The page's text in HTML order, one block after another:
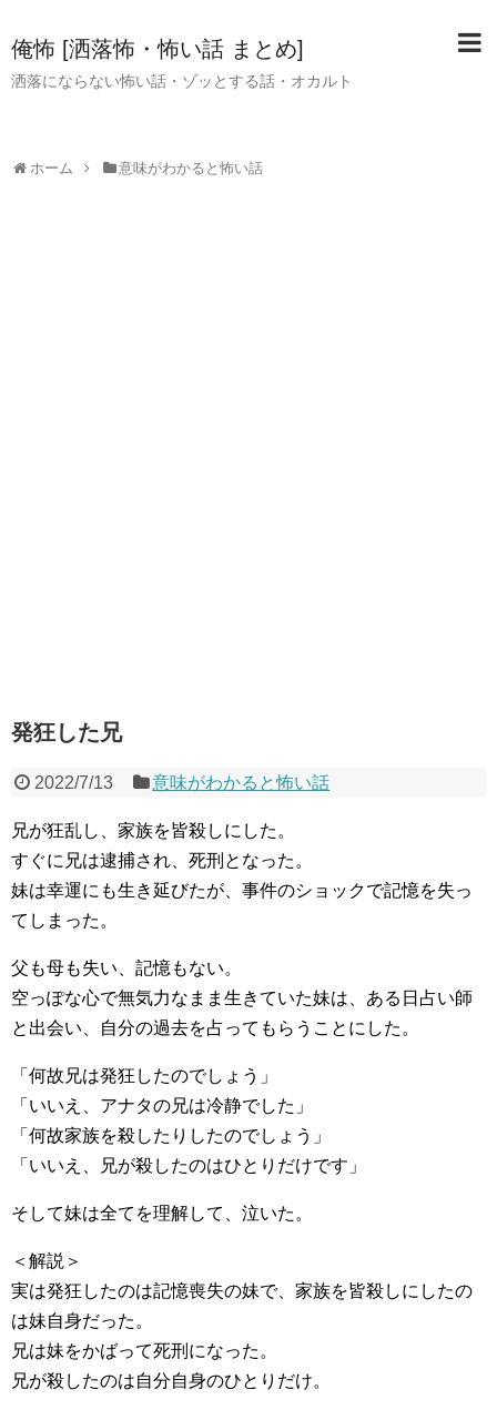
俺怖 [洒落怖・怖い話 まとめ]
洒落にならない怖い話・ゾッとする話・オカルト
ホーム 意味がわかると怖い話
発狂した兄
2022/7/13 意味がわかると怖い話
兄が狂乱し、家族を皆殺しにした。
すぐに兄は逮捕され、死刑となった。
妹は幸運にも生き延びたが、事件のショックで記憶を失っ
てしまった。
父も母も失い、記憶もない。
空っぽな心で無気力なまま生きていた妹は、ある日占い師
と出会い、自分の過去を占ってもらうことにした。
「何故兄は発狂したのでしょう」
「いいえ、アナタの兄は冷静でした」
「何故家族を殺したりしたのでしょう」
「いいえ、兄が殺したのはひとりだけです」
そして妹は全てを理解して、泣いた。
＜解説＞
実は発狂したのは記憶喪失の妹で、家族を皆殺しにしたの
は妹自身だった。
兄は妹をかばって死刑になった。
兄が殺したのは自分自身のひとりだけ。